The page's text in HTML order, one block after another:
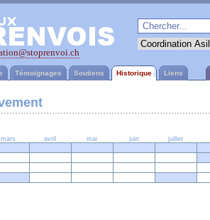
Témoignages Soutiens Historique Liens
mars avril mai juin juillet